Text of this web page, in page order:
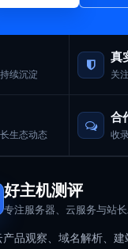
续沉淀
真
关
生态动态
合
收
好主机测评
专注服务器、云服务与站
品观察、域名解析、